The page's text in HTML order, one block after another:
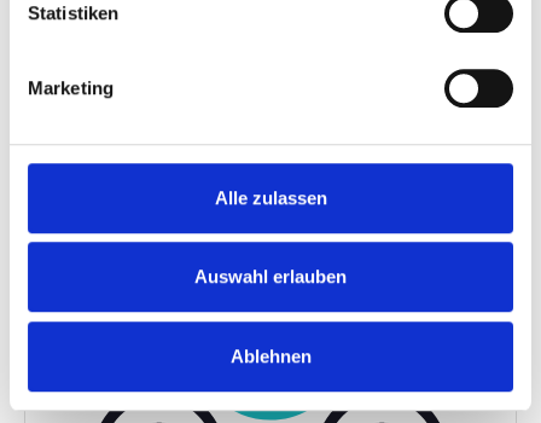
Statistiken
Marketing
Alle zulassen
Auswahl erlauben
Ablehnen
Implementierung von